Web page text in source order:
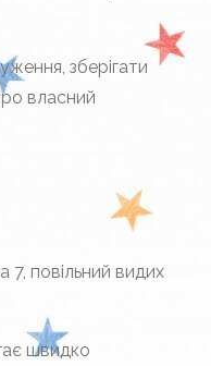
зберігати
власний
7, повільний видих
швидко